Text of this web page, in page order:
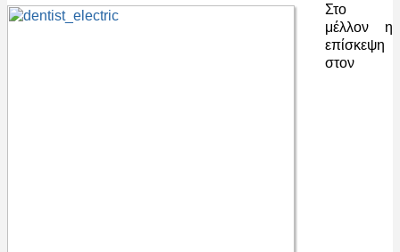
Στο
μέλλον η
επίσκεψη
στον